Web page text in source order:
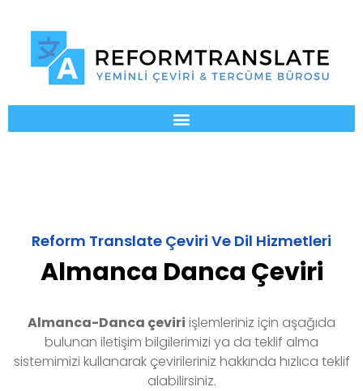
Reform Translate Çeviri Ve Dil Hizmetleri
Almanca Danca Çeviri
Almanca-Danca çeviri işlemleriniz için aşağıda
bulunan iletişim bilgilerimizi ya da teklif alma
sistemimizi kullanarak çevirileriniz hakkında hızlıca teklif
alabilirsiniz.